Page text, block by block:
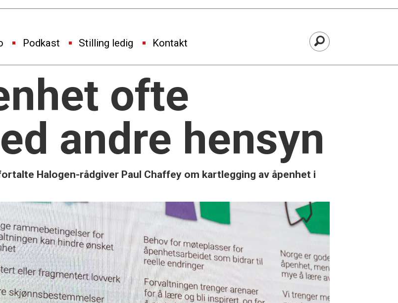
Podkast Stilling ledig Kontakt
ofte
andre hensyn
Halogen-rådgiver Paul Chaffey om kartlegging av åpenhet i